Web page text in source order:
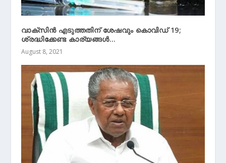
വാക്‌സിന്‍ എടുത്തതിന് ശേഷവും കൊവിഡ് 19;
ശ്രദ്ധിക്കേണ്ട കാര്യങ്ങള്‍…
August 8, 2021